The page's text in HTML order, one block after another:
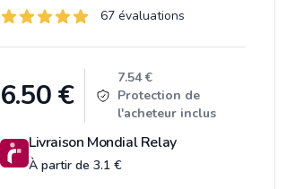
Évaluations
67 sur 5 étoiles 67 évaluations
Product information
6.50€
7.54 €
Protection de
l'acheteur inclus
Livraison Mondial Relay
À partir de 3.1 €